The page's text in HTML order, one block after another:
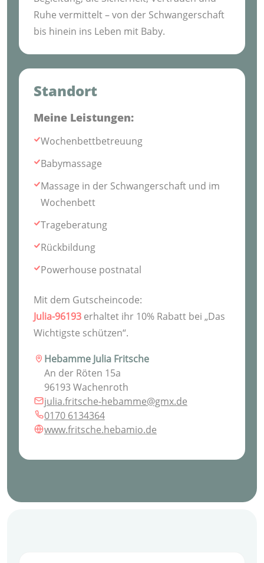
Ruhe vermittelt – von der Schwangerschaft
bis hinein ins Leben mit Baby.
Standort
Meine Leistungen:
Wochenbettbetreuung
Babymassage
Massage in der Schwangerschaft und im
Wochenbett
Trageberatung
Rückbildung
Powerhouse postnatal
Mit dem Gutscheincode:
Julia-96193 erhaltet ihr 10% Rabatt bei „Das
Wichtigste schützen“.
Hebamme Julia Fritsche
An der Röten 15a
96193 Wachenroth
julia.fritsche-hebamme@gmx.de
0170 6134364
www.fritsche.hebamio.de